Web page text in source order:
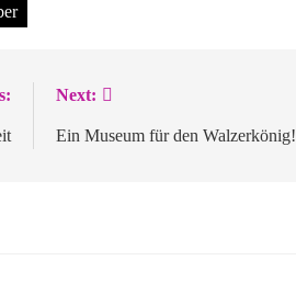
Next:
Ein Museum für den Walzerkönig!